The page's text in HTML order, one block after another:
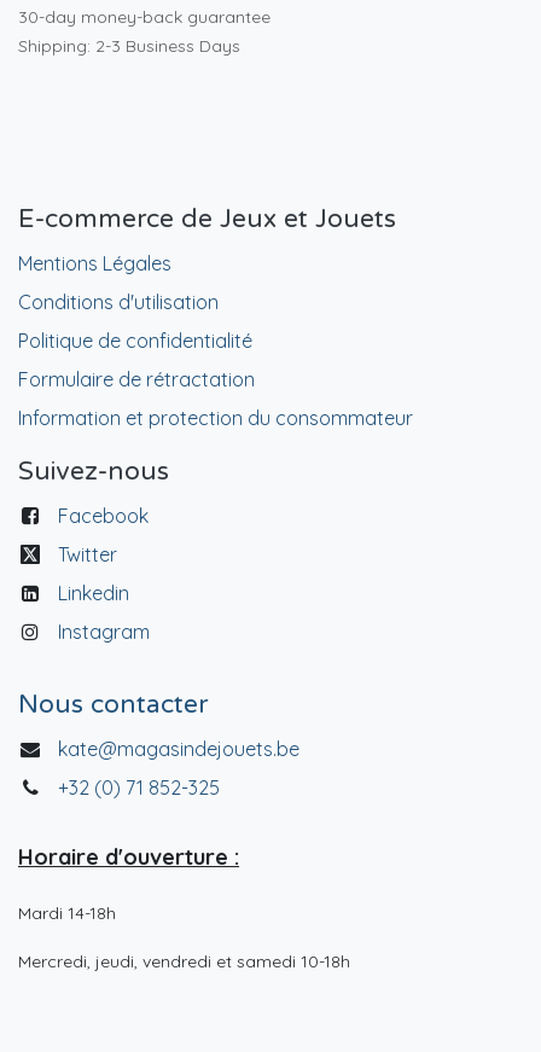
30-day money-back guarantee
Shipping: 2-3 Business Days
E-commerce de Jeux et Jouets
Mentions Légales
Conditions d'utilisation
Politique de confidentialité
Formulaire de rétractation
Information et protection du consommateur
Suivez-nous
Facebook
Twitter
Linkedin
Instagram
Nous contacter
kate@magasindejouets.be
+32 (0) 71 852-325
Horaire d'ouverture :
Mardi 14-18h
Mercredi, jeudi, vendredi et samedi 10-18h